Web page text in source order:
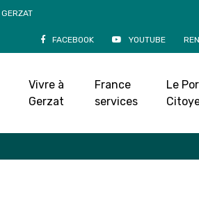
FACEBOOK YOUTUBE
Vivre à
Gerzat
France
services
Le
Accueil»